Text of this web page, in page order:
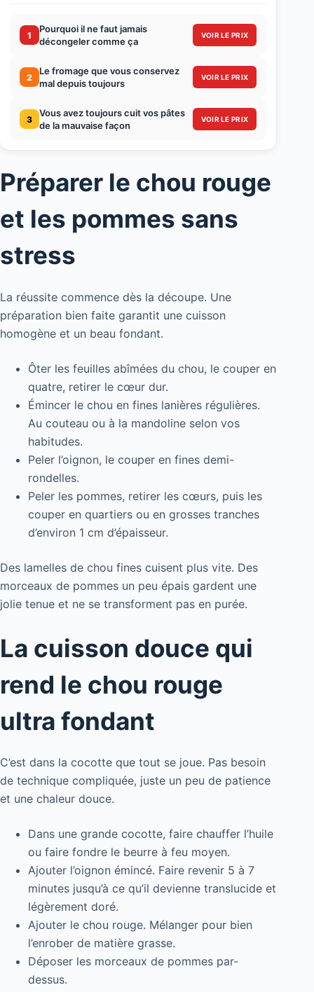
1
Pourquoi il ne faut jamais
décongeler comme ça
VOIR LE PRIX
2
Le fromage que vous conservez
mal depuis toujours
VOIR LE PRIX
3
Vous avez toujours cuit vos pâtes
de la mauvaise façon
VOIR LE PRIX
Préparer le chou rouge
et les pommes sans
stress
La réussite commence dès la découpe. Une
préparation bien faite garantit une cuisson
homogène et un beau fondant.
Ôter les feuilles abîmées du chou, le couper en
quatre, retirer le cœur dur.
Émincer le chou en fines lanières régulières.
Au couteau ou à la mandoline selon vos
habitudes.
Peler l’oignon, le couper en fines demi-
rondelles.
Peler les pommes, retirer les cœurs, puis les
couper en quartiers ou en grosses tranches
d’environ 1 cm d’épaisseur.
Des lamelles de chou fines cuisent plus vite. Des
morceaux de pommes un peu épais gardent une
jolie tenue et ne se transforment pas en purée.
La cuisson douce qui
rend le chou rouge
ultra fondant
C’est dans la cocotte que tout se joue. Pas besoin
de technique compliquée, juste un peu de patience
et une chaleur douce.
Dans une grande cocotte, faire chauffer l’huile
ou faire fondre le beurre à feu moyen.
Ajouter l’oignon émincé. Faire revenir 5 à 7
minutes jusqu’à ce qu’il devienne translucide et
légèrement doré.
Ajouter le chou rouge. Mélanger pour bien
l’enrober de matière grasse.
Déposer les morceaux de pommes par-
dessus.